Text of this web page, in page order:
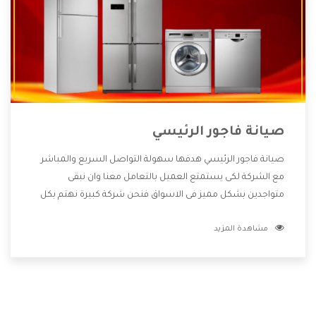
صيانة فاجور الرئيسي
صيانة فاجور الرئيسي هدفها سهولة التواصل السريع والمباشر
مع الشركة لكى يستمتع العميل بالتعامل معنا وان نبقى
متواجدين بشكل مميز فى الاسواق فنحن شركة كبيرة نهتم بكل
الشركة بها والتى تكون منها خدمة الصيانة التى تكون من أهم
مشاهدة المزيد